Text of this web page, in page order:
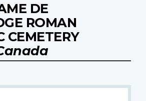
DE
ROMAN
CEMETERY